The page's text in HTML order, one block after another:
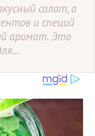
салат, а
и специй
аромат. Это